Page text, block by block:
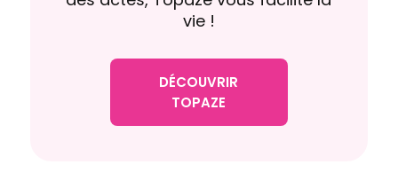
vie !
DÉCOUVRIR
TOPAZE